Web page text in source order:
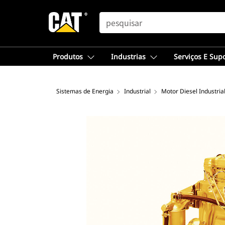
SEARCH
Produtos Industrias Serviços E
Sistemas de Energia Industrial Motor Diesel Industrial